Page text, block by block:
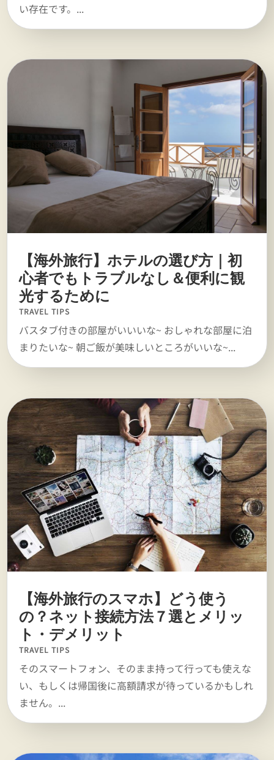
い存在です。...
【海外旅行】ホテルの選び方｜初
心者でもトラブルなし＆便利に観
光するために
TRAVEL TIPS
バスタブ付きの部屋がいいいな~ おしゃれな部屋に泊
まりたいな~ 朝ご飯が美味しいところがいいな~...
【海外旅行のスマホ】どう使う
の？ネット接続方法７選とメリッ
ト・デメリット
TRAVEL TIPS
そのスマートフォン、そのまま持って行っても使えな
い、もしくは帰国後に高額請求が待っているかもしれ
ません。...